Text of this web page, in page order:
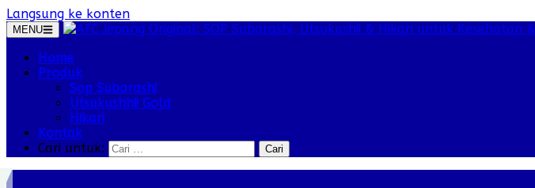
Langsung ke konten
MENU
Home
Produk
Sop Subarashi
Utsukushhii Gold
Hikari
Kontak
Cari untuk: